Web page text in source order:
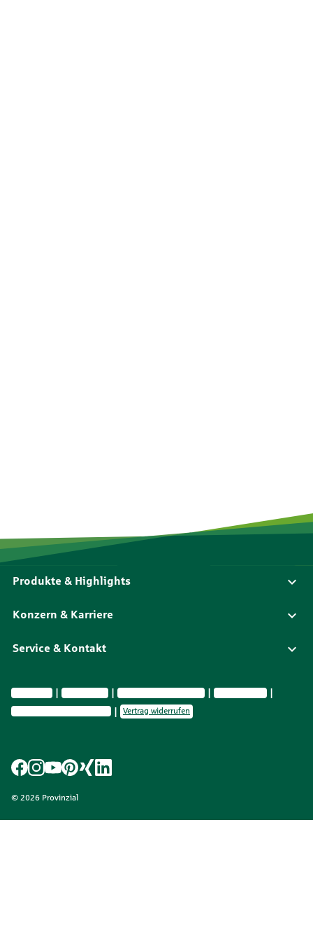
Produkte & Highlights
Konzern & Karriere
Service & Kontakt
Impressum Datenschutz Vermittlerinformationen
Nachhaltigkeit
Privatsphäre-Einstellungen
Vertrag widerrufen